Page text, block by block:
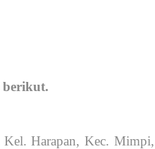
berikut.
Harapan, Kec. Mimpi,